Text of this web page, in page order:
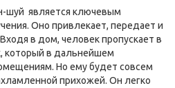
шуй является ключевым
Оно привлекает, передает и
Входя в дом, человек пропускает в
который в дальнейшем
Но ему будет совсем
прихожей. Он легко